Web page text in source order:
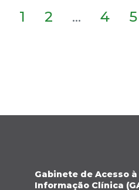
1 2 ... 4 5
Gabinete de Acesso à
Informação Clínica